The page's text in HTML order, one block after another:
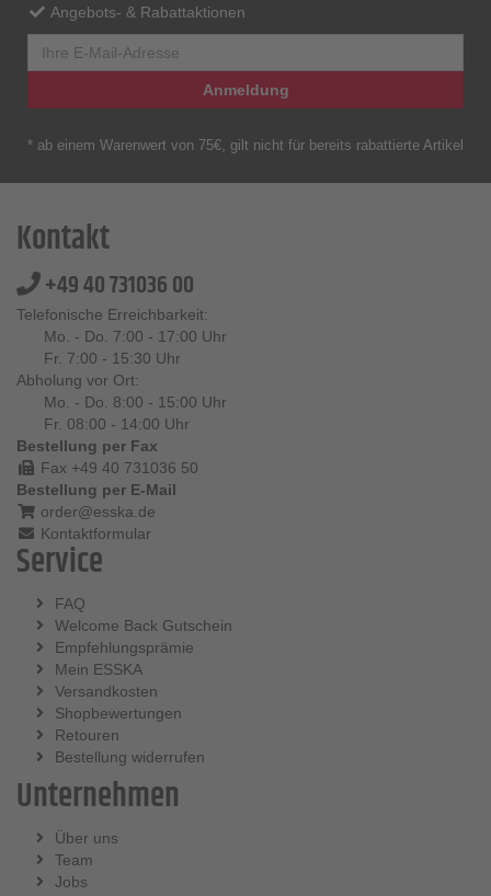
Angebots- & Rabattaktionen
Anmeldung
* ab einem Warenwert von 75€, gilt nicht für bereits rabattierte Artikel
Kontakt
+49 40 731036 00
Telefonische Erreichbarkeit:
Mo. - Do. 7:00 - 17:00 Uhr
Fr. 7:00 - 15:30 Uhr
Abholung vor Ort:
Mo. - Do. 8:00 - 15:00 Uhr
Fr. 08:00 - 14:00 Uhr
Bestellung per Fax
Fax +49 40 731036 50
Bestellung per E-Mail
order@esska.de
Kontaktformular
Service
FAQ
Welcome Back Gutschein
Empfehlungsprämie
Mein ESSKA
Versandkosten
Shopbewertungen
Retouren
Bestellung widerrufen
Unternehmen
Über uns
Team
Jobs